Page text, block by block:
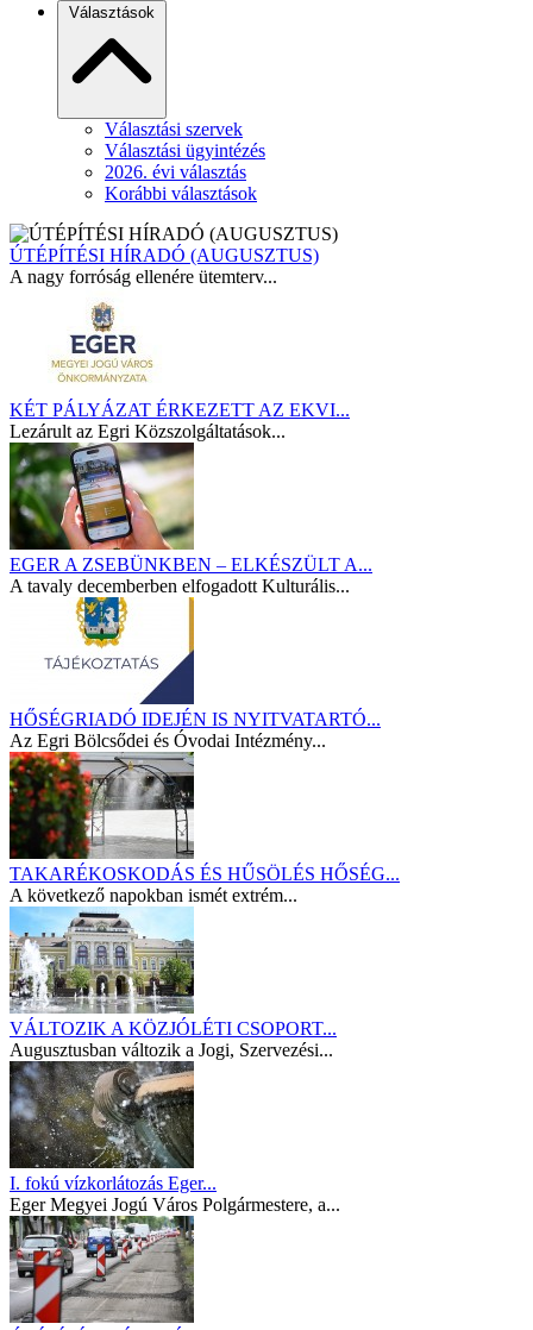
Választások
Választási szervek
Választási ügyintézés
2026. évi választás
Korábbi választások
ÚTÉPÍTÉSI HÍRADÓ (AUGUSZTUS)
A nagy forróság ellenére ütemterv...
KÉT PÁLYÁZAT ÉRKEZETT AZ EKVI...
Lezárult az Egri Közszolgáltatások...
EGER A ZSEBÜNKBEN – ELKÉSZÜLT A...
A tavaly decemberben elfogadott Kulturális...
HŐSÉGRIADÓ IDEJÉN IS NYITVATARTÓ...
Az Egri Bölcsődei és Óvodai Intézmény...
TAKARÉKOSKODÁS ÉS HŰSÖLÉS HŐSÉG...
A következő napokban ismét extrém...
VÁLTOZIK A KÖZJÓLÉTI CSOPORT...
Augusztusban változik a Jogi, Szervezési...
I. fokú vízkorlátozás Eger...
Eger Megyei Jogú Város Polgármestere, a...